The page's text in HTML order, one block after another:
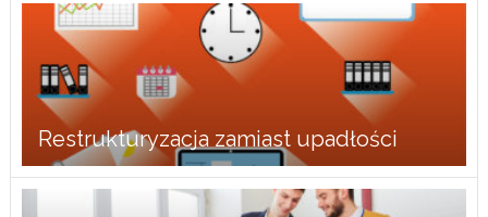
Restrukturyzacja zamiast upadłości